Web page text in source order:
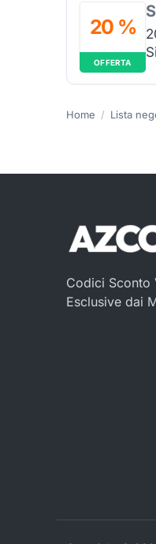
20 %
OFFERTA
Home Lista
Codici Sconto
Esclusive dai